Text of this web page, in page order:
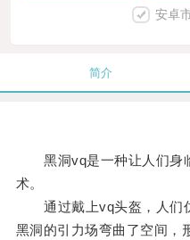
安卓
简介
黑洞vq是一种让人们身
术。
通过戴上vq头盔，人们
黑洞的引力场弯曲了空间，